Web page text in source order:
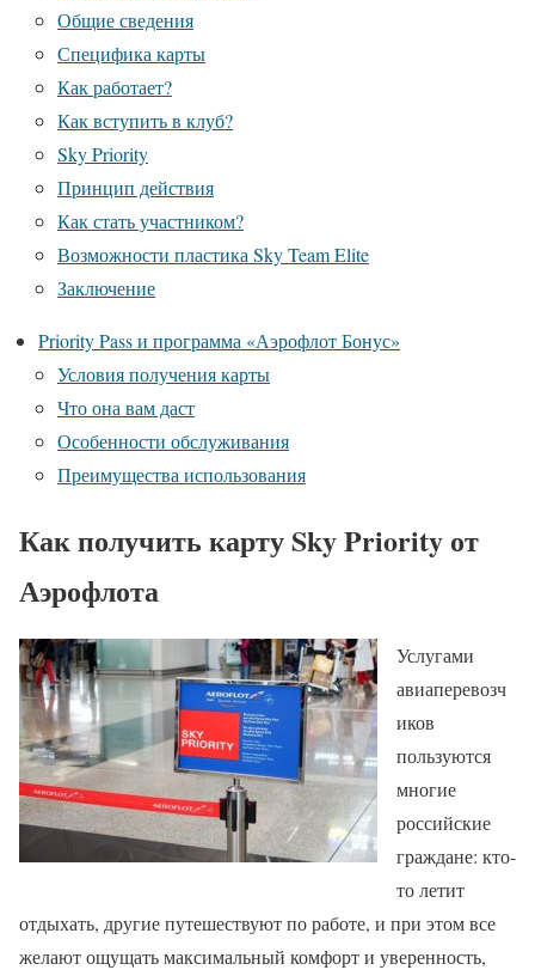
Общие сведения
Специфика карты
Как работает?
Как вступить в клуб?
Sky Priority
Принцип действия
Как стать участником?
Возможности пластика Sky Team Elite
Заключение
Priority Pass и программа «Аэрофлот Бонус»
Условия получения карты
Что она вам даст
Особенности обслуживания
Преимущества использования
Как получить карту Sky Priority от
Аэрофлота
Услугами
авиаперевозч
иков
пользуются
многие
российские
граждане: кто-
то летит
отдыхать, другие путешествуют по работе, и при этом все
желают ощущать максимальный комфорт и уверенность,